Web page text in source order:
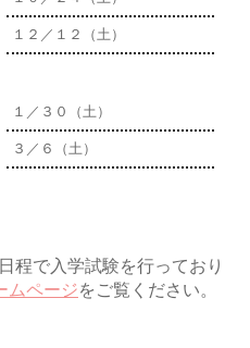
１２／１２（土）
１／３０（土）
３／６（土）
程で入学試験を行っており
ムページをご覧ください。